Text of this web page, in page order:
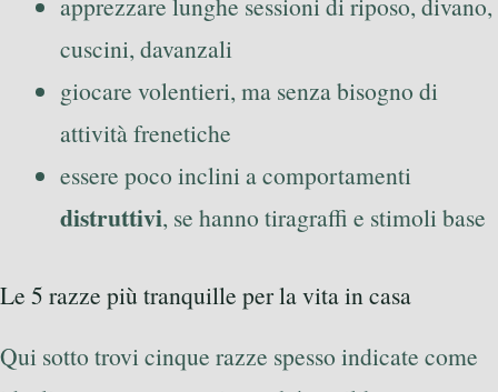
cuscini, davanzali
giocare volentieri, ma senza bisogno di
attività frenetiche
essere poco inclini a comportamenti
distruttivi, se hanno tiragraffi e stimoli base
Le 5 razze più tranquille per la vita in casa
Qui sotto trovi cinque razze spesso indicate come